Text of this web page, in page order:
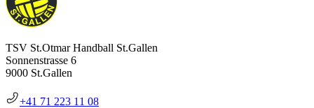
TSV St.Otmar Handball St.Gallen
Sonnenstrasse 6
9000 St.Gallen
+41 71 223 11 08